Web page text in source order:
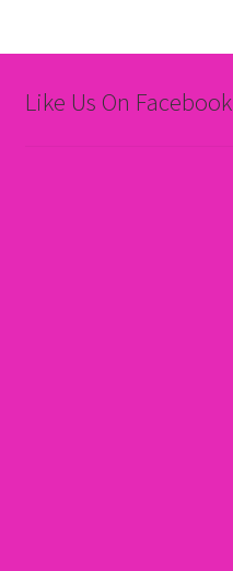
Like Us On Facebook